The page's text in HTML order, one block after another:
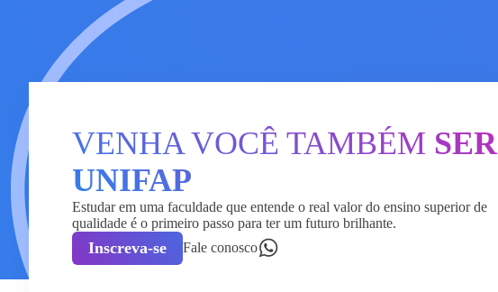
VENHA VOCÊ TAMBÉM SER
UNIFAP
Estudar em uma faculdade que entende o real valor do ensino superior de
qualidade é o primeiro passo para ter um futuro brilhante.
Inscreva-se Fale conosco